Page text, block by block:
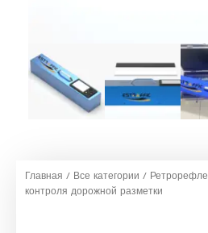
Главная / Все категории /
контроля дорожной разметки